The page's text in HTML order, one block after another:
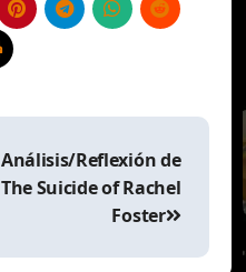
Análisis/Reflexión de
The Suicide of Rachel
Foster